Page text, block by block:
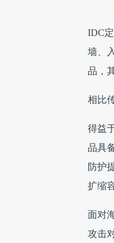
IDC
墙、
品，
相比
得益
品具
防护
扩缩
面对
攻击